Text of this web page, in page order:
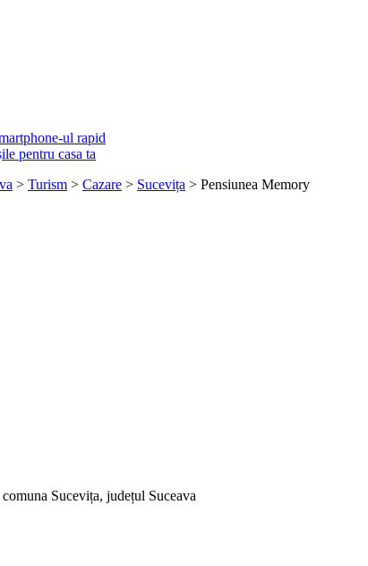
ul rapid
pentru casa ta
> Turism > Cazare > Sucevița > Pensiunea Memory
Sucevița, județul Suceava